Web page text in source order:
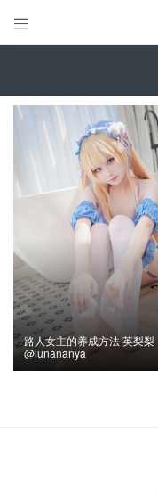

路人女主的养成方法 英梨梨
@lunananya